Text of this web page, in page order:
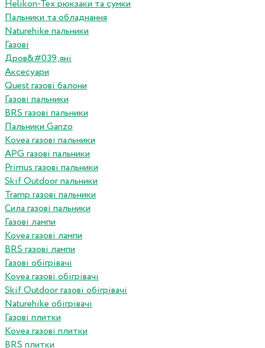
Helikon-Tex рюкзаки та сумки
Пальники та обладнання
Naturehike пальники
Газові
Дров&#039;яні
Аксесуари
Quest газові балони
Газові пальники
BRS газові пальники
Пальники Ganzo
Kovea газові пальники
APG газові пальники
Primus газові пальники
Skif Outdoor пальники
Tramp газові пальники
Сила газові пальники
Газові лампи
Kovea газові лампи
BRS газові лампи
Газові обігрівачі
Kovea газові обігрівачі
Skif Outdoor газові обігрівачі
Naturehike обігрівачі
Газові плитки
Kovea газові плитки
BRS плитки